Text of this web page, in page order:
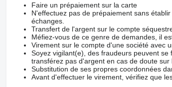
Faire un prépaiement sur la carte
N'effectuez pas de prépaiement sans
échanges.
Transfert de l'argent sur le compte
Méfiez-vous de ce genre de demandes, il
Virement sur le compte d'une société avec
Soyez vigilant(e), des fraudeurs peuvent
transférez pas d'argent en cas de doute sur
Substitution de ses propres coordonnées
Avant d'effectuer le virement, vérifiez que